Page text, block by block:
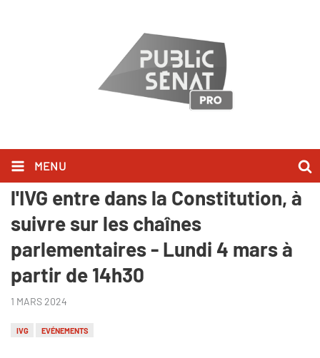
MENU
Evénement - Emission spéciale :
l'IVG entre dans la Constitution, à
suivre sur les chaînes
parlementaires - Lundi 4 mars à
partir de 14h30
1 MARS 2024
IVG EVÉNEMENTS